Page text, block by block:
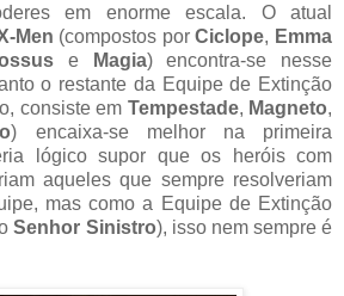
em enorme escala. O atual
Men (compostos porCiclope, Emma
e Magia) encontra-se nesse
o restante da Equipe de Extinção
consiste em Tempestade, Magneto,
) encaixa-se melhor na primeira
lógico supor que os heróis com
aqueles que sempre resolveriam
mas como a Equipe de Extinção
Senhor Sinistro), isso nem sempre é